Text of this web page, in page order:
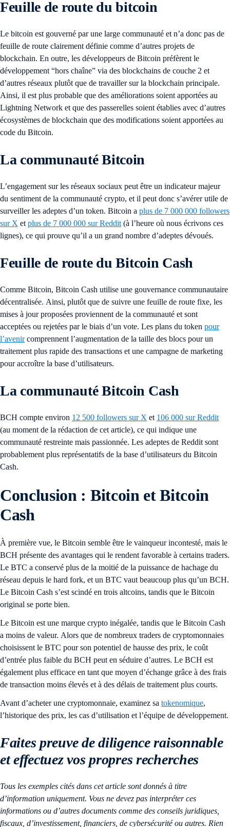
Feuille de route du bitcoin
Le bitcoin est gouverné par une large communauté et n’a donc pas de
feuille de route clairement définie comme d’autres projets de
blockchain. En outre, les développeurs de Bitcoin préfèrent le
développement “hors chaîne” via des blockchains de couche 2 et
d’autres réseaux plutôt que de travailler sur la blockchain principale.
Ainsi, il est plus probable que des améliorations soient apportées au
Lightning Network et que des passerelles soient établies avec d’autres
écosystèmes de blockchain que des modifications soient apportées au
code du Bitcoin.
La communauté Bitcoin
L’engagement sur les réseaux sociaux peut être un indicateur majeur
du sentiment de la communauté crypto, et il peut donc s’avérer utile de
surveiller les adeptes d’un token. Bitcoin a plus de 7 000 000 followers
sur X et plus de 7 000 000 sur Reddit (à l’heure où nous écrivons ces
lignes), ce qui prouve qu’il a un grand nombre d’adeptes dévoués.
Feuille de route du Bitcoin Cash
Comme Bitcoin, Bitcoin Cash utilise une gouvernance communautaire
décentralisée. Ainsi, plutôt que de suivre une feuille de route fixe, les
mises à jour proposées proviennent de la communauté et sont
acceptées ou rejetées par le biais d’un vote. Les plans du token pour
l’avenircomprennent l’augmentation de la taille des blocs pour un
traitement plus rapide des transactions et une campagne de marketing
pour accroître la base d’utilisateurs.
La communauté Bitcoin Cash
BCH compte environ 12 500 followers sur X et 106 000 sur Reddit
(au moment de la rédaction de cet article), ce qui indique une
communauté restreinte mais passionnée. Les adeptes de Reddit sont
probablement plus représentatifs de la base d’utilisateurs du Bitcoin
Cash.
Conclusion : Bitcoin et Bitcoin
Cash
À première vue, le Bitcoin semble être le vainqueur incontesté, mais le
BCH présente des avantages qui le rendent favorable à certains traders.
Le BTC a conservé plus de la moitié de la puissance de hachage du
réseau depuis le hard fork, et un BTC vaut beaucoup plus qu’un BCH.
Le Bitcoin Cash s’est scindé en trois altcoins, tandis que le Bitcoin
original se porte bien.
Le Bitcoin est une marque crypto inégalée, tandis que le Bitcoin Cash
a moins de valeur. Alors que de nombreux traders de cryptomonnaies
choisissent le BTC pour son potentiel de hausse des prix, le coût
d’entrée plus faible du BCH peut en séduire d’autres. Le BCH est
également plus efficace en tant que moyen d’échange grâce à des frais
de transaction moins élevés et à des délais de traitement plus courts.
Avant d’acheter une cryptomonnaie, examinez sa tokenomique,
l’historique des prix, les cas d’utilisation et l’équipe de développement.
Faites preuve de diligence raisonnable
et effectuez vos propres recherches
Tous les exemples cités dans cet article sont donnés à titre
d’information uniquement. Vous ne devez pas interpréter ces
informations ou d’autres documents comme des conseils juridiques,
fiscaux, d’investissement, financiers, de cybersécurité ou autres. Rien